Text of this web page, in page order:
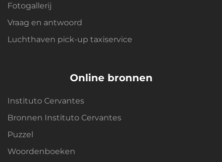
Fotogallerij
Vraag en antwoord
Luchthaven pick-up taxiservice
Online bronnen
Instituto Cervantes
Bronnen Instituto Cervantes
Puzzel
Woordenboeken